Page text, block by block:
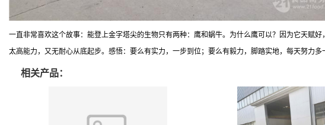
一直非常喜欢这个故事：能登上金字塔尖的生物只有两种：鹰和蜗牛。为什么鹰可以？因为它天赋
太高能力，又无耐心从底起步。感悟：要么有实力，一步到位；要么有毅力，脚踏实地，每天努力
相关产品：